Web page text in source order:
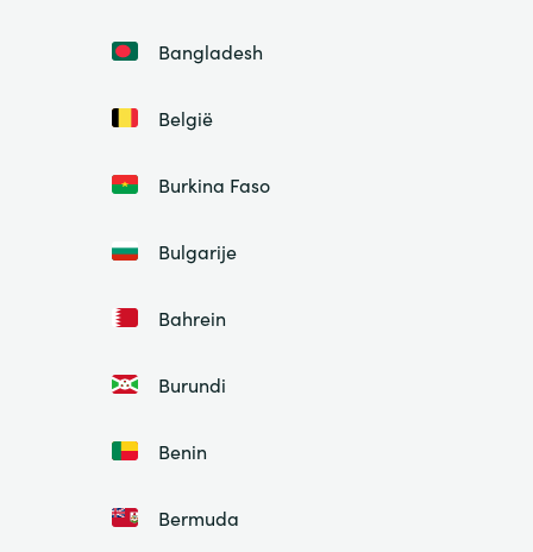
Bangladesh
België
Burkina Faso
Bulgarije
Bahrein
Burundi
Benin
Bermuda